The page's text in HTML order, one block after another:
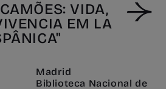
VIDA,
EM LA
Madrid
Biblioteca Nacional de